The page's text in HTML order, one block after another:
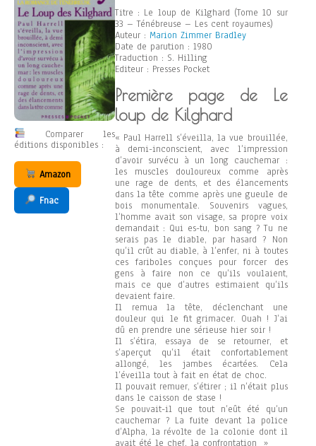
Comparer les
éditions disponibles :
Amazon
Fnac
Titre : Le loup de Kilghard (Tome 10 sur
33 – Ténébreuse – Les cent royaumes)
Auteur : Marion Zimmer Bradley
Date de parution : 1980
Traduction : S. Hilling
Editeur : Presses Pocket
Première page de Le
loup de Kilghard
« Paul Harrell s’éveilla, la vue brouillée,
à demi-inconscient, avec l’impression
d’avoir survécu à un long cauchemar :
les muscles douloureux comme après
une rage de dents, et des élancements
dans la tête comme après une gueule de
bois monumentale. Souvenirs vagues,
l’homme avait son visage, sa propre voix
demandait : Qui es-tu, bon sang ? Tu ne
serais pas le diable, par hasard ? Non
qu’il crût au diable, à l’enfer, ni à toutes
ces fariboles conçues pour forcer des
gens à faire non ce qu’ils voulaient,
mais ce que d’autres estimaient qu’ils
devaient faire.
Il remua la tête, déclenchant une
douleur qui le fit grimacer. Ouah ! J’ai
dû en prendre une sérieuse hier soir !
Il s’étira, essaya de se retourner, et
s’aperçut qu’il était confortablement
allongé, les jambes écartées. Cela
l’éveilla tout à fait en état de choc.
Il pouvait remuer, s’étirer ; il n’était plus
dans le caisson de stase !
Se pouvait-il que tout n’eût été qu’un
cauchemar ? La fuite devant la police
d’Alpha, la révolte de la colonie dont il
avait été le chef, la confrontation »